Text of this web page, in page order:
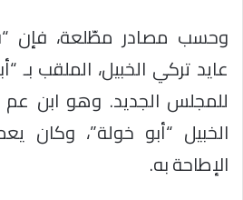
وحسب مصادر مطّلعة، فإن
عايد تركي الخبيل، الملقب بـ
للمجلس الجديد. وهو ابن عم
الخبيل “أبو خولة”، وكان
الإطاحة به.